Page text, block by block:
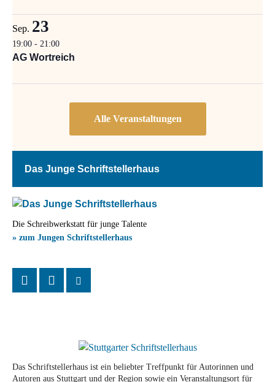
Sep. 23
19:00 - 21:00
AG Wortreich
Das Junge Schriftstellerhaus
Die Schreibwerkstatt für junge Talente
» zum Jungen Schriftstellerhaus
Das Schriftstellerhaus ist ein beliebter Treffpunkt für Autorinnen und
Autoren aus Stuttgart und der Region sowie ein Veranstaltungsort für